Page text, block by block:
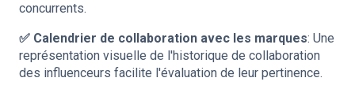
concurrents.
✅ Calendrier de collaboration avec les marques: Une
représentation visuelle de l'historique de collaboration
des influenceurs facilite l'évaluation de leur pertinence.